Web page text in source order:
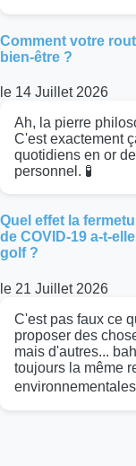
Comment votre
bien-être ?
le 14 Juillet 2026
Ah, la pierre
C'est exactement
quotidiens en or
personnel. 🧪
Quel effet la
de COVID-19 a-t-
golf ?
le 21 Juillet 2026
C'est pas faux ce
proposer des
mais d'autres...
toujours la même